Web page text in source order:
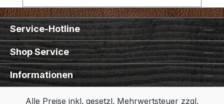
- Bei einer Bestellung 1 Stück erhalten Sie
1 Rohhauthammer der gewählten Größe.
Service-Hotline
Shop Service
Informationen
Alle Preise inkl. gesetzl. Mehrwertsteuer zzgl.